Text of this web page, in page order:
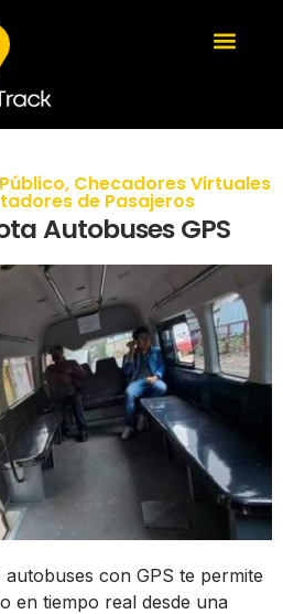
, Checadores Virtuales
de Pasajeros
Autobuses GPS
con GPS te permite
en tiempo real desde una